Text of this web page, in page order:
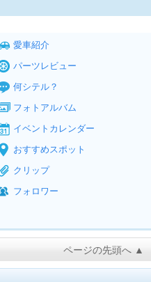
愛車紹介
パーツレビュー
何シテル？
フォトアルバム
イベントカレンダー
おすすめスポット
クリップ
フォロワー
ページの先頭へ ▲